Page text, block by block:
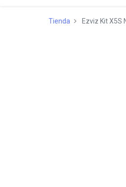
Tienda Ezviz Kit X5S